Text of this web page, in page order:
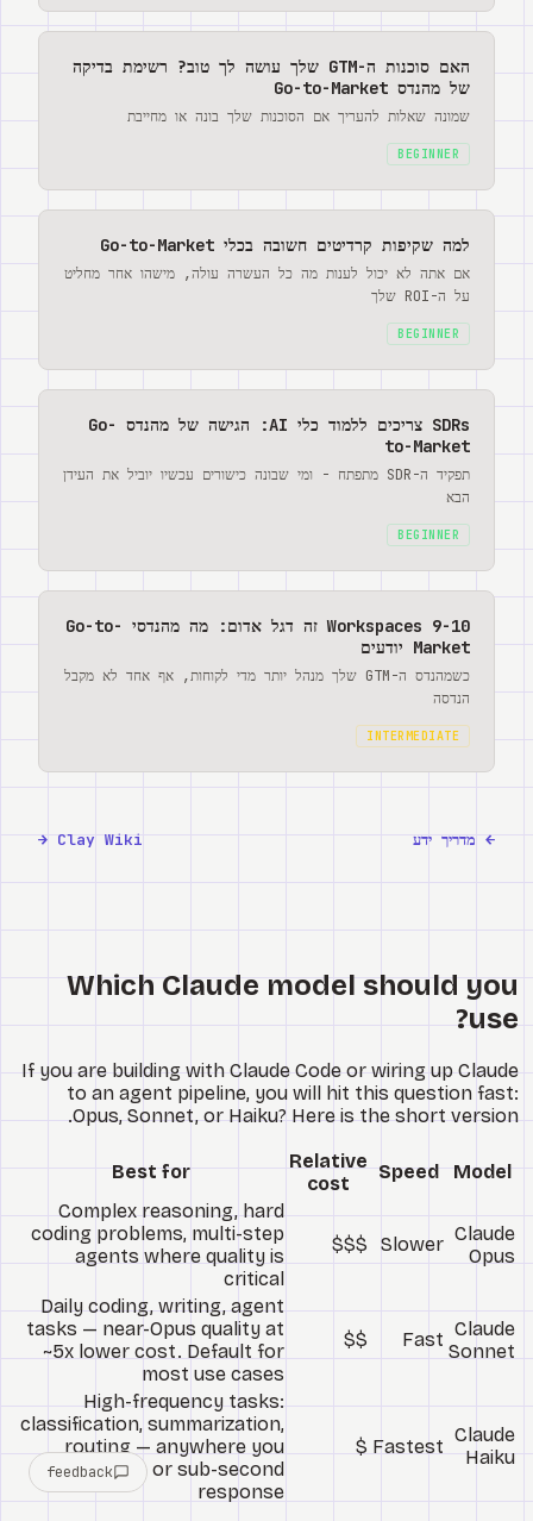
האם סוכנות ה-GTM שלך עושה לך טוב? רשימת בדיקה
של מהנדס Go-to-Market
שמונה שאלות להעריך אם הסוכנות שלך בונה או מחייבת
BEGINNER
למה שקיפות קרדיטים חשובה בכלי Go-to-Market
אם אתה לא יכול לענות מה כל העשרה עולה, מישהו אחר מחליט
על ה-ROI שלך
BEGINNER
SDRs צריכים ללמוד כלי AI: הגישה של מהנדס Go-
to-Market
תפקיד ה-SDR מתפתח - ומי שבונה כישורים עכשיו יוביל את העידן
הבא
BEGINNER
9-10 Workspaces זה דגל אדום: מה מהנדסי Go-to-
Market יודעים
כשמהנדס ה-GTM שלך מנהל יותר מדי לקוחות, אף אחד לא מקבל
הנדסה
INTERMEDIATE
←מדריך ידע Clay Wiki
→
Which Claude model should you
use?
If you are building with Claude Code or wiring up Claude
to an agent pipeline, you will hit this question fast:
Opus, Sonnet, or Haiku? Here is the short version.
Model
Speed
Relative
cost
Best for
Claude
Opus
Slower
$$$
Complex reasoning, hard
coding problems, multi-step
agents where quality is
critical
Claude
Sonnet
Fast
$$
Daily coding, writing, agent
tasks — near-Opus quality at
~5x lower cost. Default for
most use cases
Claude
Haiku
Fastest
$
High-frequency tasks:
classification, summarization,
routing — anywhere you
need scale or sub-second
response
feedback